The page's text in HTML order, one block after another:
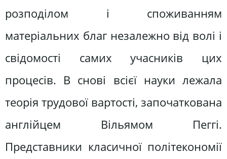
розподілом і споживанням
матеріальних благ незалежно від волі і
свідомості самих учасників цих
процесів. В снові всієї науки лежала
теорія трудової вартості, започаткована
англійцем Вільямом Пеггі.
Представники класичної політекономії